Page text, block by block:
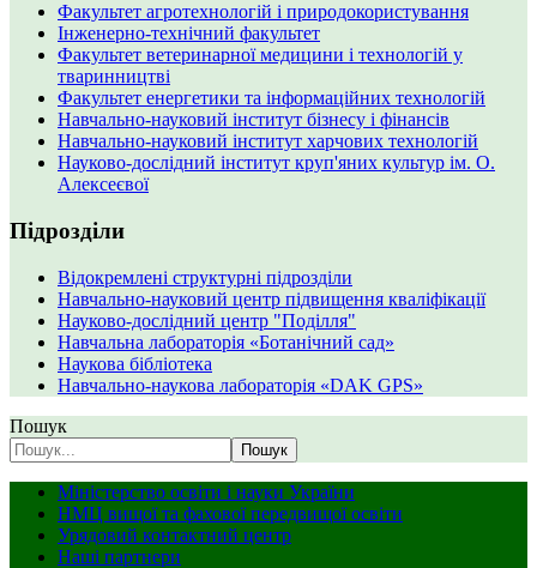
Факультет агротехнологій і природокористування
Інженерно-технічний факультет
Факультет ветеринарної медицини і технологій у
тваринництві
Факультет енергетики та інформаційних технологій
Навчально-науковий інститут бізнесу і фінансів
Навчально-науковий інститут харчових технологій
Науково-дослідний інститут круп'яних культур ім. О.
Алексеєвої
Підрозділи
Відокремлені структурні підрозділи
Навчально-науковий центр підвищення кваліфікації
Науково-дослідний центр "Поділля"
Навчальна лабораторія «Ботанічний сад»
Наукова бібліотека
Навчально-наукова лабораторія «DAK GPS»
Пошук
Пошук
Міністерство освіти і науки України
НМЦ вищої та фахової передвищої освіти
Урядовий контактний центр
Наші партнери